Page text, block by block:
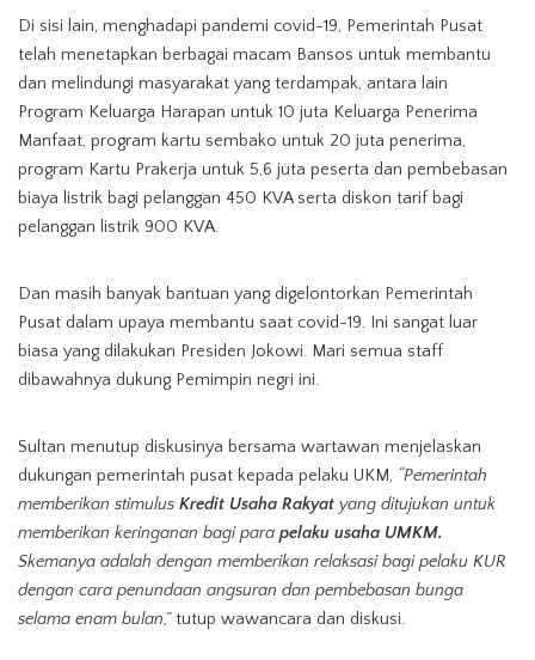
Di sisi lain, menghadapi pandemi covid-19, Pemerintah Pusat
telah menetapkan berbagai macam Bansos untuk membantu
dan melindungi masyarakat yang terdampak, antara lain
Program Keluarga Harapan untuk 10 juta Keluarga Penerima
Manfaat, program kartu sembako untuk 20 juta penerima,
program Kartu Prakerja untuk 5,6 juta peserta dan pembebasan
biaya listrik bagi pelanggan 450 KVA serta diskon tarif bagi
pelanggan listrik 900 KVA.
Dan masih banyak bantuan yang digelontorkan Pemerintah
Pusat dalam upaya membantu saat covid-19. Ini sangat luar
biasa yang dilakukan Presiden Jokowi. Mari semua staff
dibawahnya dukung Pemimpin negri ini.
Sultan menutup diskusinya bersama wartawan menjelaskan
dukungan pemerintah pusat kepada pelaku UKM, “Pemerintah
memberikan stimulus Kredit Usaha Rakyat yang ditujukan untuk
memberikan keringanan bagi para pelaku usaha UMKM.
Skemanya adalah dengan memberikan relaksasi bagi pelaku KUR
dengan cara penundaan angsuran dan pembebasan bunga
selama enam bulan,”tutup wawancara dan diskusi.